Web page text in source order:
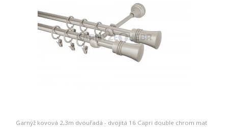
Garnýž kovová 2,3m dvouřadá - dvojitá 16 Capri double chrom mat